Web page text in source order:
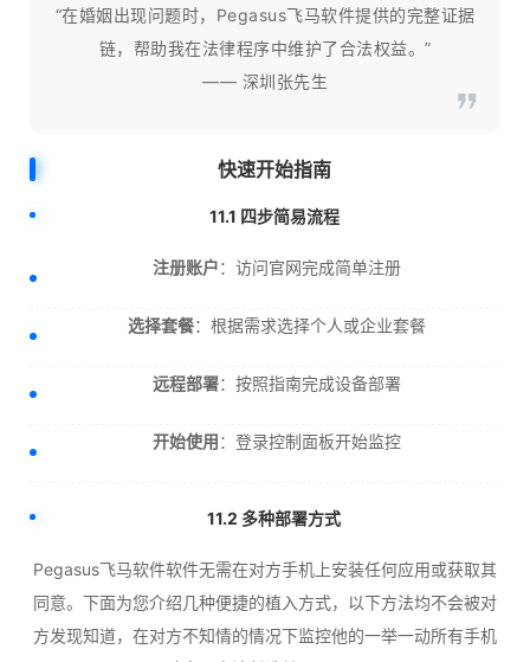
“在婚姻出现问题时，Pegasus飞马软件提供的完整证据
链，帮助我在法律程序中维护了合法权益。”
—— 深圳张先生
快速开始指南
11.1 四步简易流程
注册账户：访问官网完成简单注册
选择套餐：根据需求选择个人或企业套餐
远程部署：按照指南完成设备部署
开始使用：登录控制面板开始监控
11.2 多种部署方式
Pegasus飞马软件软件无需在对方手机上安装任何应用或获取其
同意。下面为您介绍几种便捷的植入方式，以下方法均不会被对
方发现知道，在对方不知情的情况下监控他的一举一动所有手机